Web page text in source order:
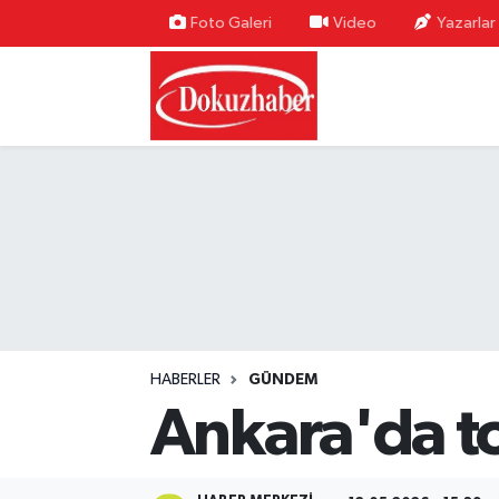
Foto Galeri Video Yazarlar
HABERLER GÜNDEM
Ankara'da
Hava Durumu
Trafik Durumu